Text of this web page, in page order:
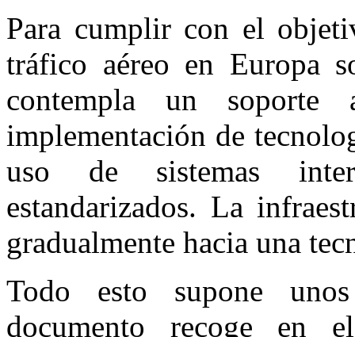
Para cumplir con el
tráfico aéreo en Europa
contempla un
implementación de
uso de sistemas
estandarizados. La
gradualmente hacia una
Todo esto supone
documento recoge en